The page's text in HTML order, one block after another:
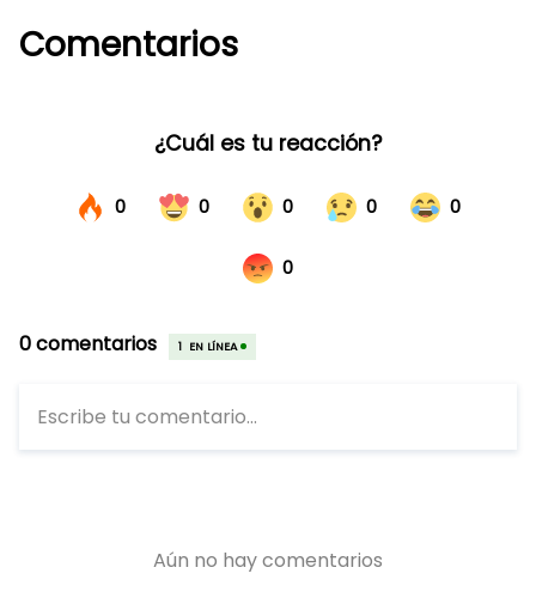
Comentarios